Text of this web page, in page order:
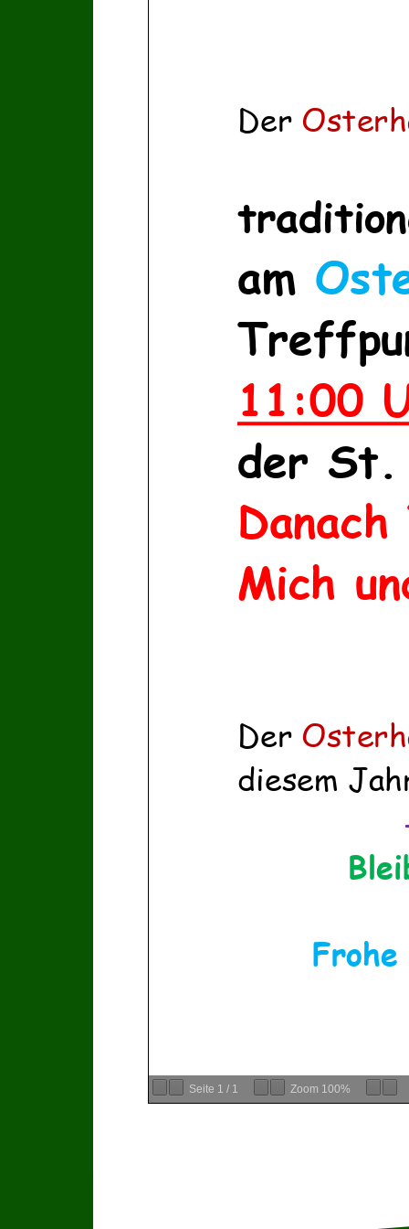
Der
am
11:00
der St.
Danach
Mich
Der
diesem
Seite 1 / 1 Zoom 100%